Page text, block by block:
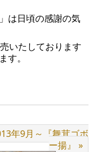
は日頃の感謝の気
いたしております
す。
年9月～『舞茸ゴボ
ー揚』 »